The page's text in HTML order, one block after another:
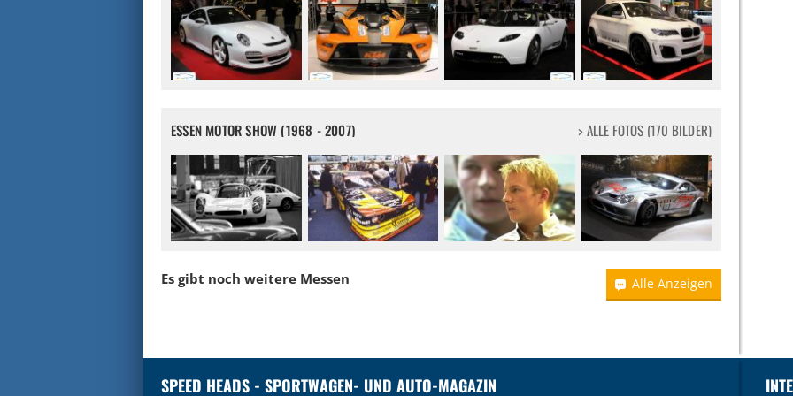
ESSEN MOTOR SHOW (1968 - 2007) > ALLE FOTOS (170 BILDER)
Es gibt noch weitere Messen Alle Anzeigen
SPEED HEADS - SPORTWAGEN- UND AUTO-MAGAZIN